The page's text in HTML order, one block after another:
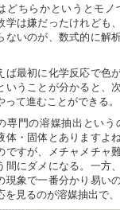
どちらかというとモノ
学は嫌だったけれども
ないのが、数式的に解
最初に化学反応で色
いうことが分かると、
って進むことができる。
専門の溶媒抽出という
体・固体とありますよ
ですが、メチャメチャ
間にダメになる。一方
現象で一番分かり易い
を見るのが溶媒抽出で